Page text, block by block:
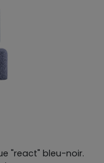
"react" bleu-noir.